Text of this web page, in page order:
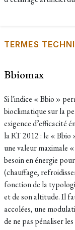
TERMES
Bbiomax
Si l'indice « Bbio »
bioclimatique sur la
exigence d’efficacité
la RT 2012 : le «
une valeur maximale
besoin en énergie
(chauffage,
fonction de la
et de son altitude. Il
accolées, une
de ne pas pénaliser